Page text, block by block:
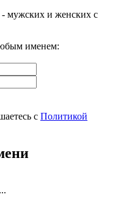
- мужских и женских с
именем:
с Политикой